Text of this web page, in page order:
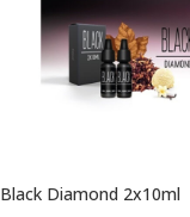
Black Diamond 2x10ml